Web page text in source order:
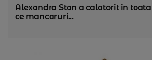
Alexandra Stan a calatorit in
ce mancaruri...